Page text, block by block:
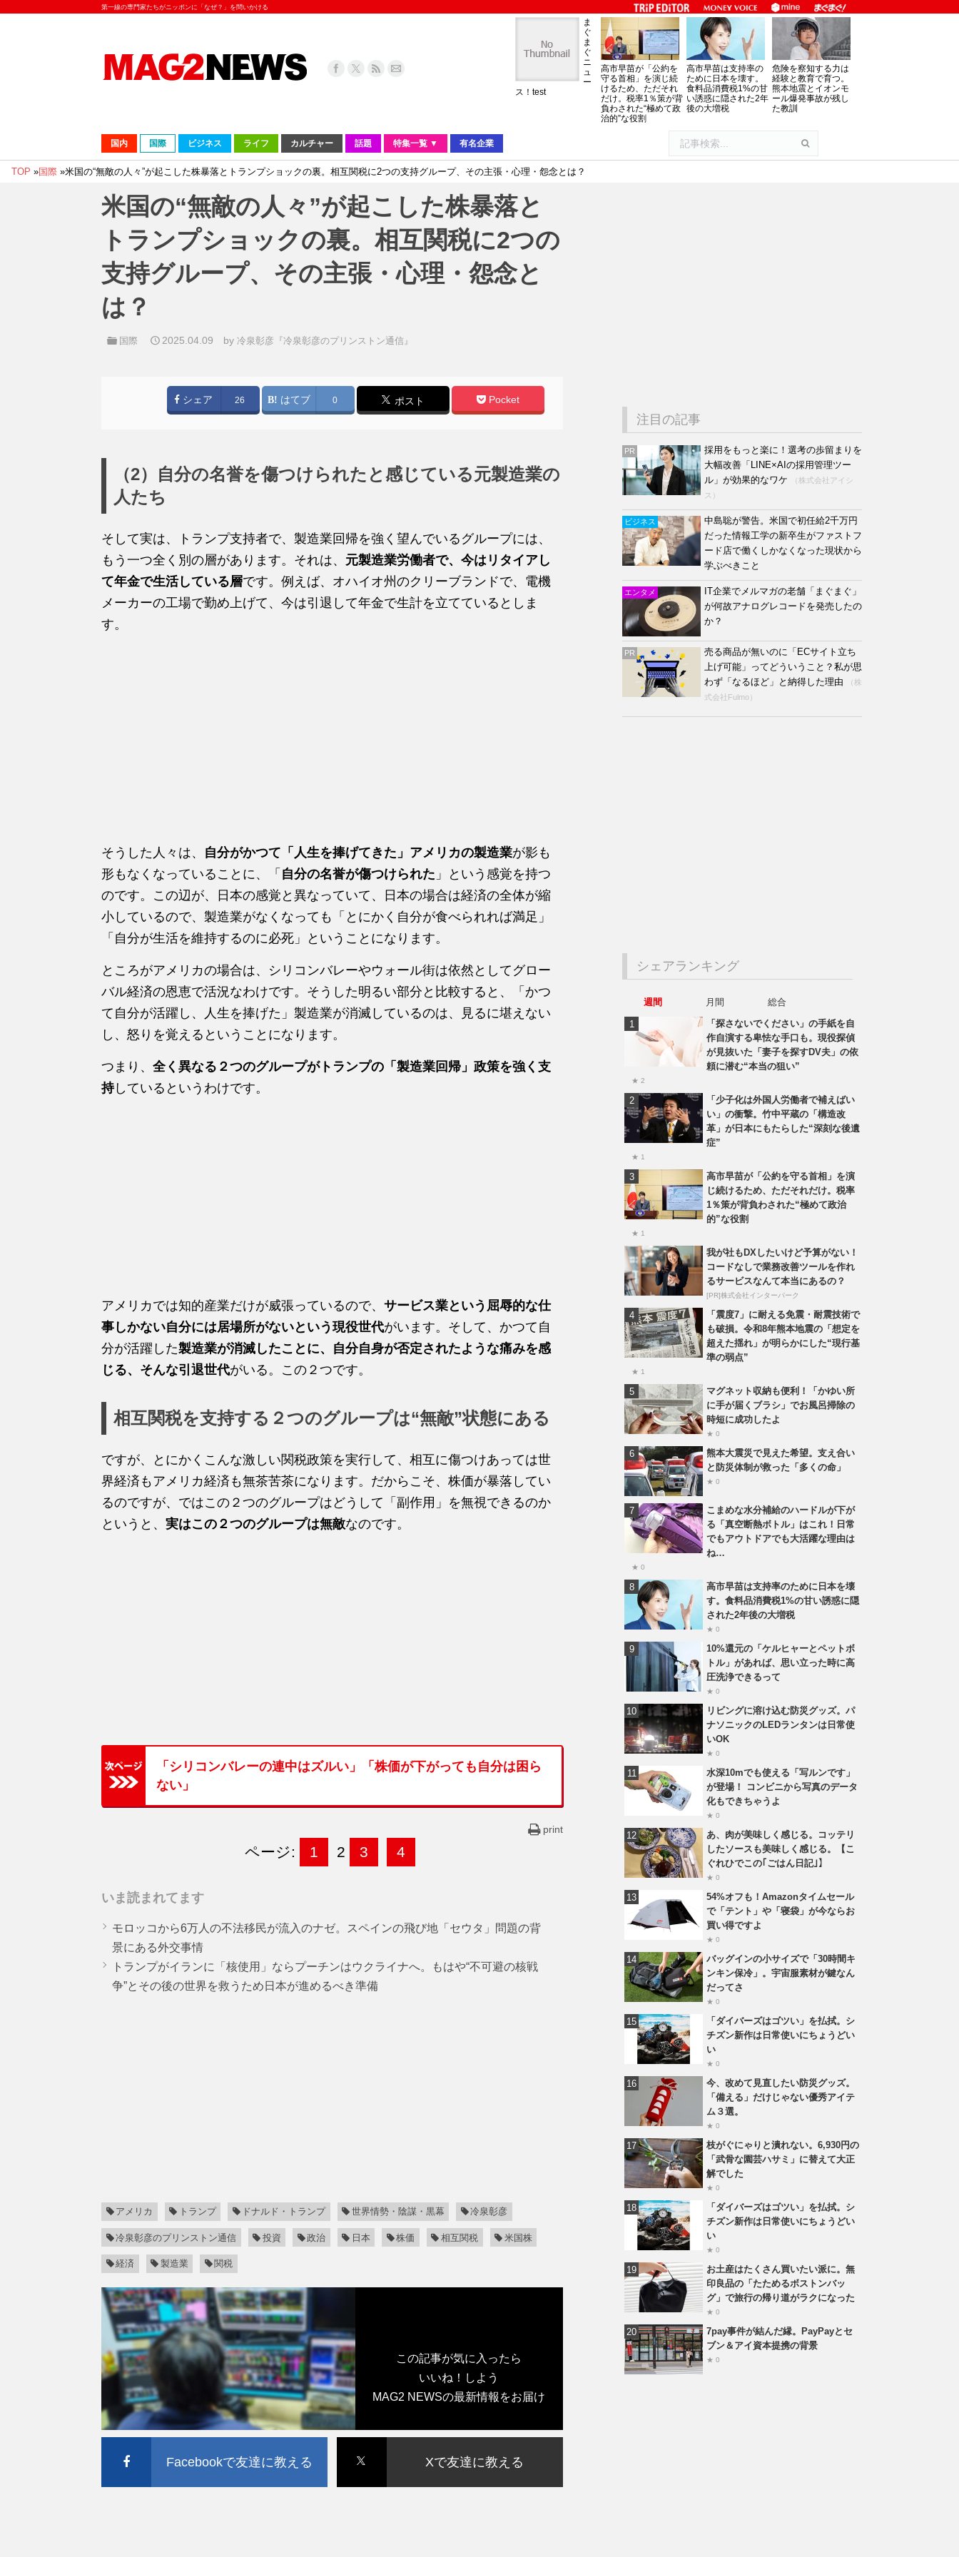
第一線の専門家たちがニッポンに「なぜ？」を問いかける
ま
ぐ
ま
ぐ
ニ
ュ
ー
ス！test
高市早苗が「公約を
守る首相」を演じ続
けるため、ただそれ
だけ。税率1％策が背
負わされた“極めて政
治的”な役割
高市早苗は支持率の
ために日本を壊す。
食料品消費税1%の甘
い誘惑に隠された2年
後の大増税
危険を察知する力は
経験と教育で育つ。
熊本地震とイオンモ
ール爆発事故が残し
た教訓
国内 国際 ビジネス ライフ カルチャー 話題 特集一覧 ▼ 有名企業
TOP »国際 »米国の“無敵の人々”が起こした株暴落とトランプショックの裏。相互関税に2つの支持グループ、その主張・心理・怨念とは？
米国の“無敵の人々”が起こした株暴落と
トランプショックの裏。相互関税に2つの
支持グループ、その主張・心理・怨念と
は？
国際 2025.04.09 by冷泉彰彦『冷泉彰彦のプリンストン通信』
シェア 26 はてブ 0 ポスト Pocket
（2）自分の名誉を傷つけられたと感じている元製造業の
人たち
そして実は、トランプ支持者で、製造業回帰を強く望んでいるグループには、
もう一つ全く別の層があります。それは、 元製造業労働者で、今はリタイアし
て年金で生活している層です。例えば、オハイオ州のクリーブランドで、電機
メーカーの工場で勤め上げて、今は引退して年金で生計を立てているとしま
す。
そうした人々は、 自分がかつて「人生を捧げてきた」アメリカの製造業が影も
形もなくなっていることに、「 自分の名誉が傷つけられた 」という感覚を持つ
のです。この辺が、日本の感覚と異なっていて、日本の場合は経済の全体が縮
小しているので、製造業がなくなっても「とにかく自分が食べられれば満足」
「自分が生活を維持するのに必死」ということになります。
ところがアメリカの場合は、シリコンバレーやウォール街は依然としてグロー
バル経済の恩恵で活況なわけです。そうした明るい部分と比較すると、「かつ
て自分が活躍し、人生を捧げた」製造業が消滅しているのは、見るに堪えない
し、怒りを覚えるということになります。
つまり、 全く異なる２つのグループがトランプの「製造業回帰」政策を強く支
持しているというわけです。
アメリカでは知的産業だけが威張っているので、 サービス業という屈辱的な仕
事しかない自分には居場所がないという現役世代がいます。そして、かつて自
分が活躍した製造業が消滅したことに、自分自身が否定されたような痛みを感
じる、そんな引退世代がいる。この２つです。
相互関税を支持する２つのグループは“無敵”状態にある
ですが、とにかくこんな激しい関税政策を実行して、相互に傷つけあっては世
界経済もアメリカ経済も無茶苦茶になります。だからこそ、株価が暴落してい
るのですが、ではこの２つのグループはどうして「副作用」を無視できるのか
というと、 実はこの２つのグループは無敵なのです。
「シリコンバレーの連中はズルい」「株価が下がっても自分は困ら
ない」
print
ページ: 1 2 3 4
いま読まれてます
モロッコから6万人の不法移民が流入のナゼ。スペインの飛び地「セウタ」問題の背
景にある外交事情
トランプがイランに「核使用」ならプーチンはウクライナへ。もはや“不可避の核戦
争”とその後の世界を救うため日本が進めるべき準備
アメリカ トランプ ドナルド・トランプ 世界情勢・陰謀・黒幕 冷泉彰彦
冷泉彰彦のプリンストン通信 投資 政治 日本 株価 相互関税 米国株
経済 製造業 関税
この記事が気に入ったら
いいね！しよう
MAG2 NEWSの最新情報をお届け
Facebookで友達に教える Xで友達に教える
注目の記事
PR
採用をもっと楽に！選考の歩留まりを
大幅改善「LINE×AIの採用管理ツー
ル」が効果的なワケ
（株式会社アイシ
ス）
ビジネス
中島聡が警告。米国で初任給2千万円
だった情報工学の新卒生がファストフ
ード店で働くしかなくなった現状から
学ぶべきこと
エンタメ
IT企業でメルマガの老舗「まぐまぐ」
が何故アナログレコードを発売したの
か？
PR
売る商品が無いのに「ECサイト立ち
上げ可能」ってどういうこと？私が思
わず「なるほど」と納得した理由
（株
式会社Fulmo）
シェアランキング
週間 月間
総合
「探さないでください」の手紙を自
作自演する卑怯な手口も。現役探偵
が見抜いた「妻子を探すDV夫」の依
頼に潜む“本当の狙い”
★ 2
「少子化は外国人労働者で補えばい
い」の衝撃。竹中平蔵の「構造改
革」が日本にもたらした“深刻な後遺
症”
★ 1
高市早苗が「公約を守る首相」を演
じ続けるため、ただそれだけ。税率
1％策が背負わされた“極めて政治
的”な役割
★ 1
我が社もDXしたいけど予算がない！
コードなしで業務改善ツールを作れ
るサービスなんて本当にあるの？
[PR]株式会社インターパーク
「震度7」に耐える免震・耐震技術で
も破損。令和8年熊本地震の「想定を
超えた揺れ」が明らかにした“現行基
準の弱点”
★ 1
マグネット収納も便利！「かゆい所
に手が届くブラシ」でお風呂掃除の
時短に成功したよ
★ 0
熊本大震災で見えた希望。支え合い
と防災体制が救った「多くの命」
★ 0
こまめな水分補給のハードルが下が
る「真空断熱ボトル」はこれ！日常
でもアウトドアでも大活躍な理由は
ね…
★ 0
高市早苗は支持率のために日本を壊
す。食料品消費税1%の甘い誘惑に隠
された2年後の大増税
★ 0
10%還元の「ケルヒャーとペットボ
トル」があれば、思い立った時に高
圧洗浄できるって
★ 0
リビングに溶け込む防災グッズ。パ
ナソニックのLEDランタンは日常使
いOK
★ 0
水深10mでも使える「写ルンです」
が登場！ コンビニから写真のデータ
化もできちゃうよ
★ 0
あ、肉が美味しく感じる。コッテリ
したソースも美味しく感じる。【こ
ぐれひでこの｢ごはん日記｣】
★ 0
54%オフも！Amazonタイムセール
で「テント」や「寝袋」が今ならお
買い得ですよ
★ 0
バッグインの小サイズで「30時間キ
ンキン保冷」。宇宙服素材が鍵なん
だってさ
★ 0
「ダイバーズはゴツい」を払拭。シ
チズン新作は日常使いにちょうどい
い
★ 0
今、改めて見直したい防災グッズ。
「備える」だけじゃない優秀アイテ
ム３選。
★ 0
枝がぐにゃりと潰れない。6,930円の
「武骨な園芸ハサミ」に替えて大正
解でした
★ 0
「ダイバーズはゴツい」を払拭。シ
チズン新作は日常使いにちょうどい
い
★ 0
お土産はたくさん買いたい派に。無
印良品の「たためるボストンバッ
グ」で旅行の帰り道がラクになった
★ 0
7pay事件が結んだ縁。PayPayとセ
ブン＆アイ資本提携の背景
★ 0